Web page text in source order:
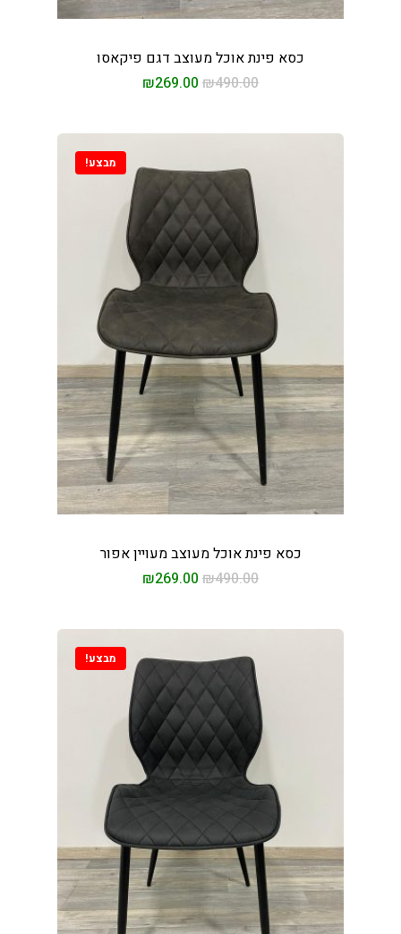
כסא פינת אוכל מעוצב דגם פיקאסו
₪490.00
₪269.00
מבצע!
כסא פינת אוכל מעוצב מעויין אפור
₪490.00
₪269.00
מבצע!